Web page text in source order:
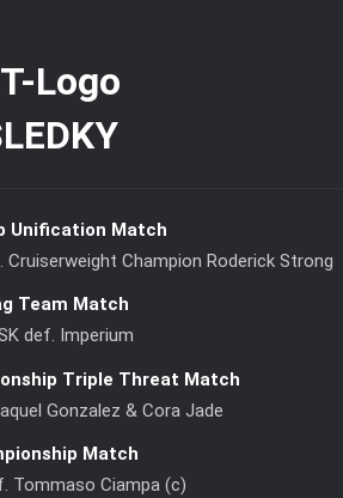
Unification Match
Champion Roderick Strong
Team Match
def. Imperium
Triple Threat Match
Gonzalez & Cora Jade
Match
Tommaso Ciampa (c)